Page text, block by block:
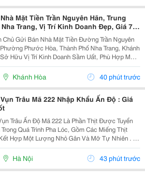
Mặt Tiền Trần Nguyên Hãn, Trung
Nha Trang, Vị Trí Kinh Doanh Đẹp, Giá 7,4
Chủ Gửi Bán Nhà Mặt Tiền Đường Trần Nguyên
Phước Hòa, Thành Phố Nha Trang, Khánh
Hữu Vị Trí Kinh Doanh Sầm Uất, Phù Hợp Mở
Văn Phòng, Showroom Hoặc Đầu Tư Cho
Thuê Lâu Dài. Thông Tin Chi Tiết. - Địa Chỉ: Số...
Khánh Hòa 40 phút trước
Trâu Mã 222 Nhập Khẩu Ấn Độ : Giá
Trâu Ấn Độ Mã 222 Là Phần Thịt Được Tuyển
Quá Trình Pha Lóc, Gồm Các Miếng Thịt
Hợp Một Lượng Nhỏ Gân Và Mỡ Tự Nhiên . Tỷ
Giúp Thịt Giữ Được Độ Mềm, Vị Ngọt Và
Thơm Đặc Trưng Sau Khi Chế Biến. Sản
Hà Nội 43 phút trước